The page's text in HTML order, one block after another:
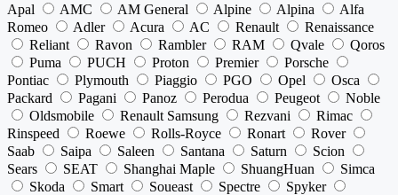
Apal
AMC AM General Alpine Alpina
Alfa
Romeo
Adler Acura AC Renault
Renaissance
Reliant
Ravon Rambler RAM Qvale
Qoros
Puma
PUCH Proton Premier
Porsche
Pontiac
Plymouth Piaggio PGO Opel
Osca
Packard
Pagani Panoz Perodua Peugeot
Noble
Oldsmobile
Renault Samsung Rezvani
Rimac
Rinspeed
Roewe Rolls-Royce Ronart
Rover
Saab
Saipa Saleen Santana Saturn
Scion
Sears
SEAT Shanghai Maple ShuangHuan
Simca
Skoda
Smart Soueast Spectre
Spyker